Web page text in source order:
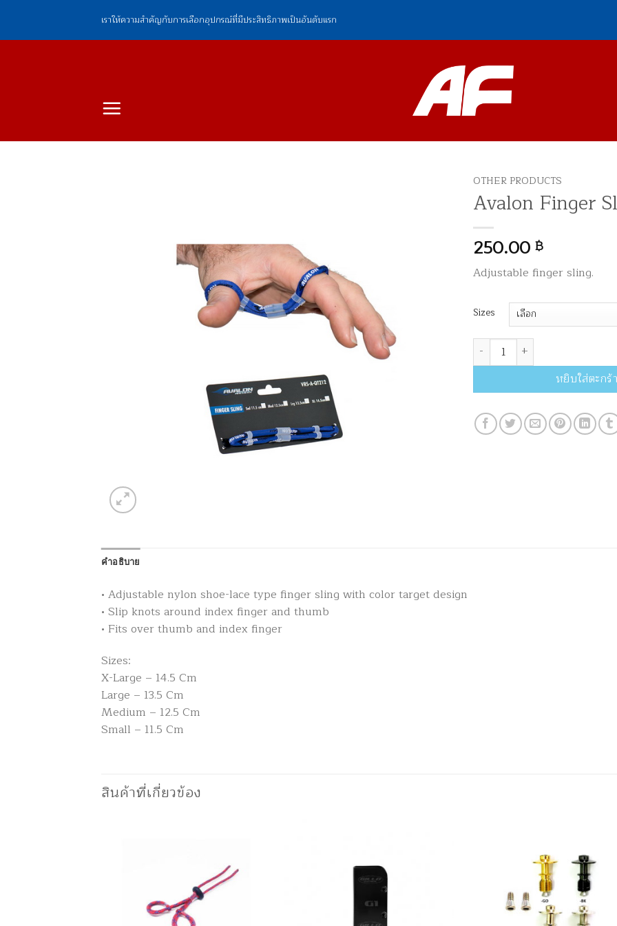
ยัง
เราให้ความสำคัญกับการเลือกอุปกรณ์ที่มีประสิทธิภาพเป็นอันดับแรก
OTHER PRODUCTS
Avalon Finger
250.00 ฿
Adjustable finger sling.
Sizes
จำนวน Avalon Finger Sling ชิ้น
หยิบใส่ตะกร้
คำอธิบาย
• Adjustable nylon shoe-lace type finger sling with color target design
• Slip knots around index finger and thumb
• Fits over thumb and index finger
Sizes:
X-Large – 14.5 Cm
Large – 13.5 Cm
Medium – 12.5 Cm
Small – 11.5 Cm
สินค้าที่เกี่ยวข้อง